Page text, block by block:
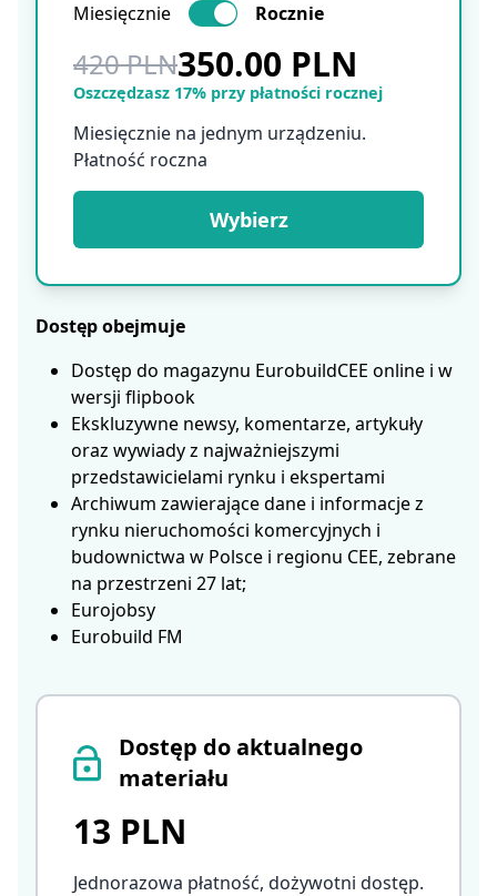
Dostęp do aktualnego
materiału
13 PLN
Jednorazowa płatność, dożywotni dostęp.
Miesięcznie
Rocznie
420 PLN350.00 PLN
Oszczędzasz 17% przy płatności rocznej
Miesięcznie na jednym urządzeniu.
Płatność roczna
Wybierz
Dostęp obejmuje
Dostęp do magazynu EurobuildCEE online i w
wersji flipbook
Ekskluzywne newsy, komentarze, artykuły
oraz wywiady z najważniejszymi
przedstawicielami rynku i ekspertami
Archiwum zawierające dane i informacje z
rynku nieruchomości komercyjnych i
budownictwa w Polsce i regionu CEE, zebrane
na przestrzeni 27 lat;
Eurojobsy
Eurobuild FM